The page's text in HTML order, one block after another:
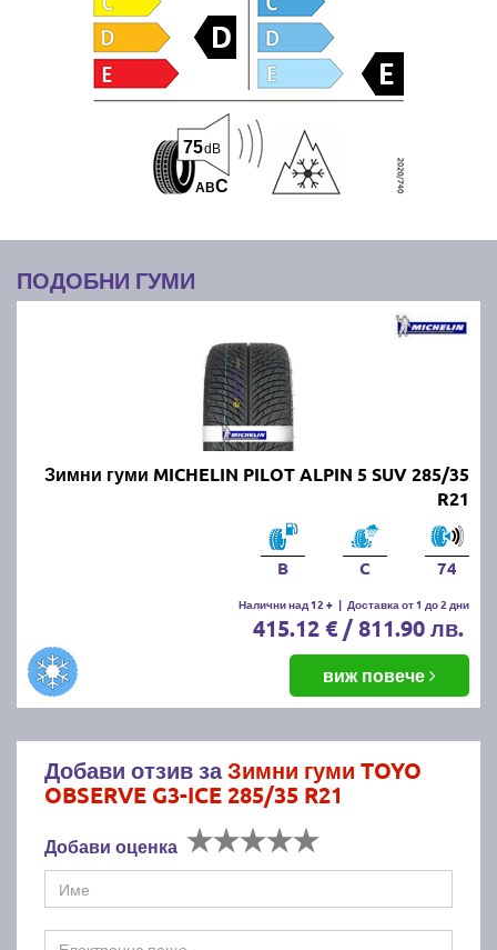
ABC
75dB
ПОДОБНИ ГУМИ
Зимни гуми MICHELIN PILOT ALPIN 5 SUV 285/35
R21
B C 74
Налични над 12 + | Доставка от 1 до 2 дни
415.12 € / 811.90 лв.
виж повече
Добави отзив заЗимни гуми TOYO
OBSERVE G3-ICE 285/35 R21
Добави оценка